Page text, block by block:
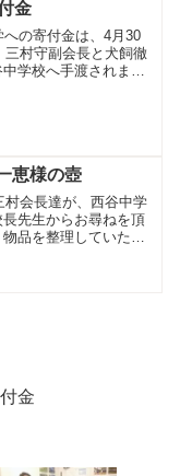
金
の寄付金は、4月30
三村守副会長と犬飼徹
学校へ手渡されまし
恵様の壺
村会長達が、西谷中学
先生からお尋ねを頂
品を整理していたと
金